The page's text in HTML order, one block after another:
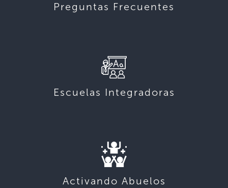
Preguntas Frecuentes
Escuelas Integradoras
Activando Abuelos